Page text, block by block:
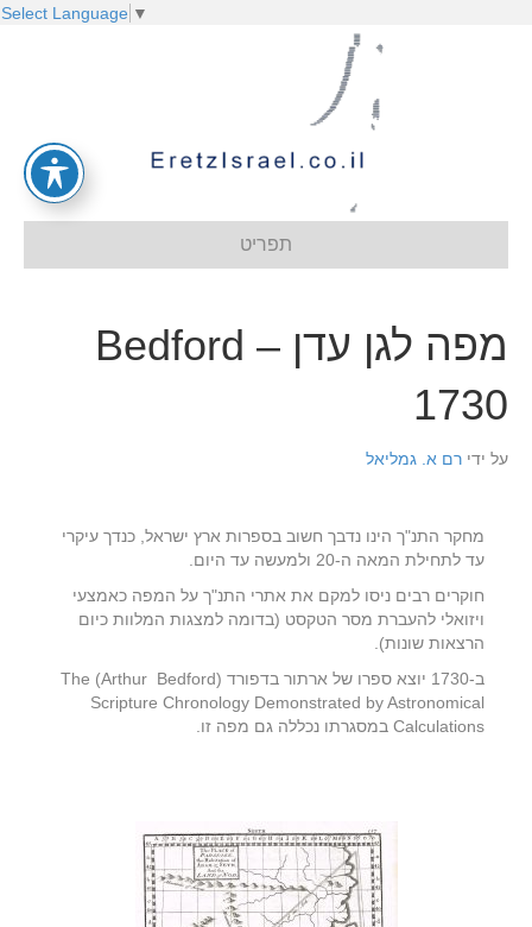
Select Language ▼
תפריט
מפה לגן עדן – Bedford
1730
על ידי רם א. גמליאל
מחקר התנ"ך הינו נדבך חשוב בספרות ארץ ישראל, כנדך עיקרי
עד לתחילת המאה ה-20 ולמעשה עד היום.
חוקרים רבים ניסו למקם את אתרי התנ"ך על המפה כאמצעי
ויזואלי להעברת מסר הטקסט (בדומה למצגות המלוות כיום
הרצאות שונות).
ב-1730 יוצא ספרו של ארתור בדפורד (Arthur Bedford) The
Scripture Chronology Demonstrated by Astronomical
Calculations במסגרתו נכללה גם מפה זו.